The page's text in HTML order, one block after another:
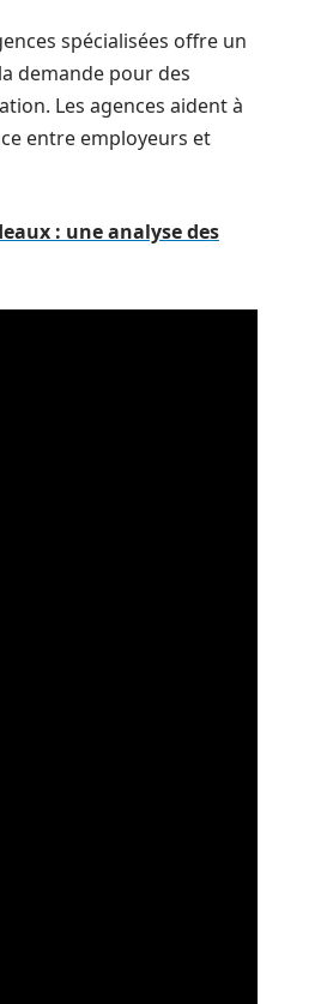
spécialisées offre un
demande pour des
Les agences aident à
entre employeurs et
: une analyse des